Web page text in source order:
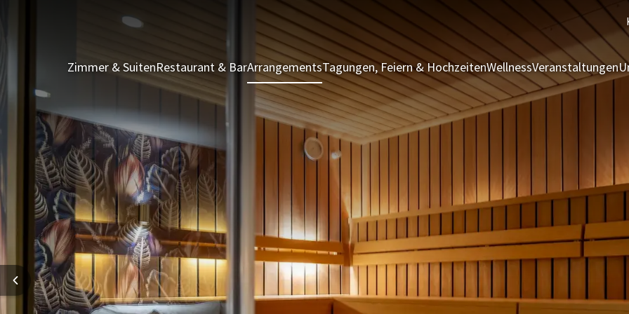
Zimmer & SuitenRestaurant & BarArrangementsTagungen, Feiern & HochzeitenWellnessVeranstaltungen